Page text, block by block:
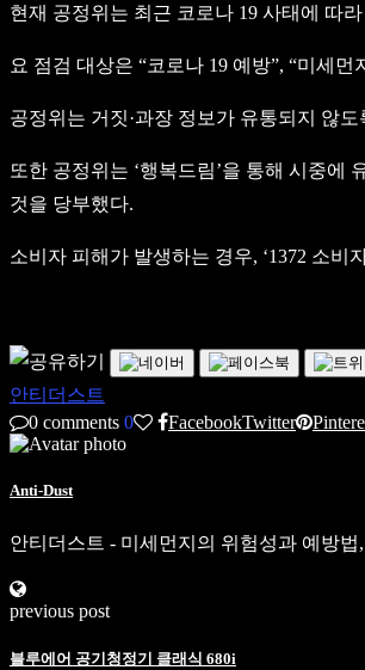
현재 공정위는 최근 코로나 19 사태에 따
요 점검 대상은 “코로나 19 예방”, “미세
공정위는 거짓·과장 정보가 유통되지 않
또한 공정위는 ‘행복드림’을 통해 시중에
것을 당부했다.
소비자 피해가 발생하는 경우, ‘1372 소비
안티더스트
0 comments 0 FacebookTwitter
Anti-Dust
안티더스트 - 미세먼지의 위험성과 예방
previous post
블루에어 공기청정기 클래식 680i